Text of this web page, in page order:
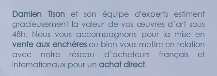
Damien Tison et son équipe d'experts estiment
gracieusement la valeur de vos œuvres d’art sous
48h. Nous vous accompagnons pour la mise en
vente aux enchèresou bien vous mettre en relation
avec notre réseau d’acheteurs français et
internationaux pour un achat direct.